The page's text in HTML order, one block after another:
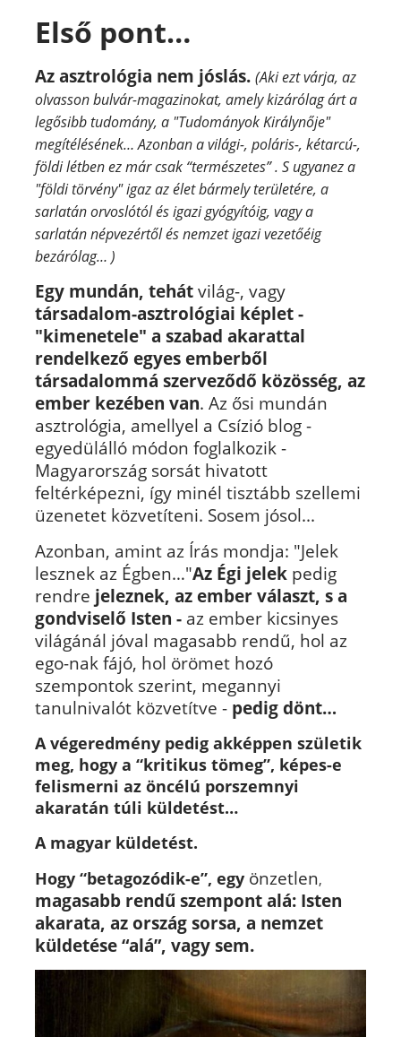
Első pont…
Az asztrológia nem jóslás. (Aki ezt várja, az
olvasson bulvár-magazinokat, amely kizárólag árt a
legősibb tudomány, a "Tudományok Királynője"
megítélésének… Azonban a világi-, poláris-, kétarcú-,
földi létben ez már csak “természetes” . S ugyanez a
"földi törvény" igaz az élet bármely területére, a
sarlatán orvoslótól és igazi gyógyítóig, vagy a
sarlatán népvezértől és nemzet igazi vezetőéig
bezárólag… )
Egy mundán, tehát világ-, vagy
társadalom-asztrológiai képlet -
"kimenetele" a szabad akarattal
rendelkező egyes emberből
társadalommá szerveződő közösség, az
ember kezében van. Az ősi mundán
asztrológia, amellyel a Csízió blog -
egyedülálló módon foglalkozik -
Magyarország sorsát hivatott
feltérképezni, így minél tisztább szellemi
üzenetet közvetíteni. Sosem jósol...
Azonban, amint az Írás mondja: "Jelek
lesznek az Égben…"Az Égi jelek pedig
rendre jeleznek, az ember választ, s a
gondviselő Isten - az ember kicsinyes
világánál jóval magasabb rendű, hol az
ego-nak fájó, hol örömet hozó
szempontok szerint, megannyi
tanulnivalót közvetítve - pedigdönt…
A végeredmény pedig akképpen születik
meg, hogy a “kritikus tömeg”, képes-e
felismerni az öncélú porszemnyi
akaratán túli küldetést…
A magyar küldetést.
Hogy “betagozódik-e”, egyönzetlen,
magasabb rendű szempont alá: Isten
akarata, az ország sorsa, a nemzet
küldetése “alá”, vagy sem.